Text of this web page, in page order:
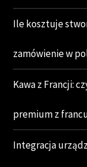
Ile kosztuje
zamówienie w
Kawa z Francji:
premium z
Integracja